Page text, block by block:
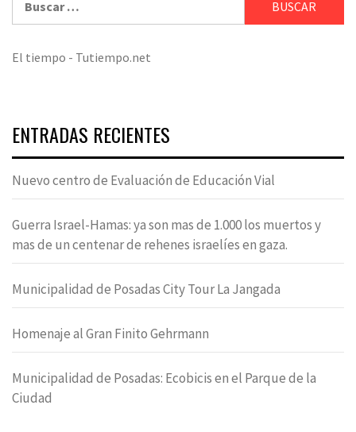
El tiempo - Tutiempo.net
ENTRADAS RECIENTES
Nuevo centro de Evaluación de Educación Vial
Guerra Israel-Hamas: ya son mas de 1.000 los muertos y
mas de un centenar de rehenes israelíes en gaza.
Municipalidad de Posadas City Tour La Jangada
Homenaje al Gran Finito Gehrmann
Municipalidad de Posadas: Ecobicis en el Parque de la
Ciudad